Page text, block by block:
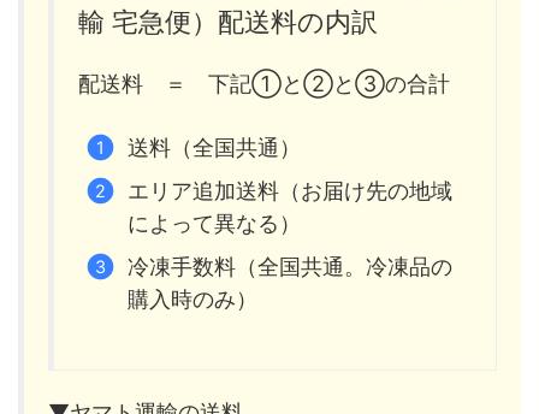
輸 宅急便）配送料の内訳
配送料 ＝ 下記①と②と③の合計
送料（全国共通）
エリア追加送料（お届け先の地域
によって異なる）
冷凍手数料（全国共通。冷凍品の
購入時のみ）